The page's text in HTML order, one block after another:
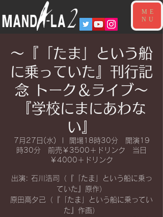
ME
NU
〜『「たま」という船
に乗っていた』刊行記
念 トーク＆ライブ〜
『学校にまにあわな
い』
7月27日(水)
開場18時30分 開演19
時30分 前売￥3500＋ドリンク 当日
￥4000＋ドリンク
出演: 石川浩司（『「たま」という船に乗っ
ていた』原作）
原田高夕己（『「たま」という船に乗ってい
た』作画）